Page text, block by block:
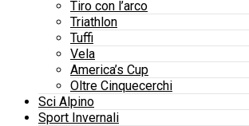
Tiro con l’arco
Triathlon
Tuffi
Vela
America’s Cup
Oltre Cinquecerchi
Sci Alpino
Sport Invernali